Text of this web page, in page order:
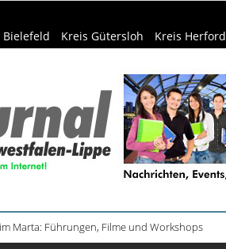
Bielefeld Kreis Gütersloh Kreis Herford
Marta: Führungen, Filme und Workshops